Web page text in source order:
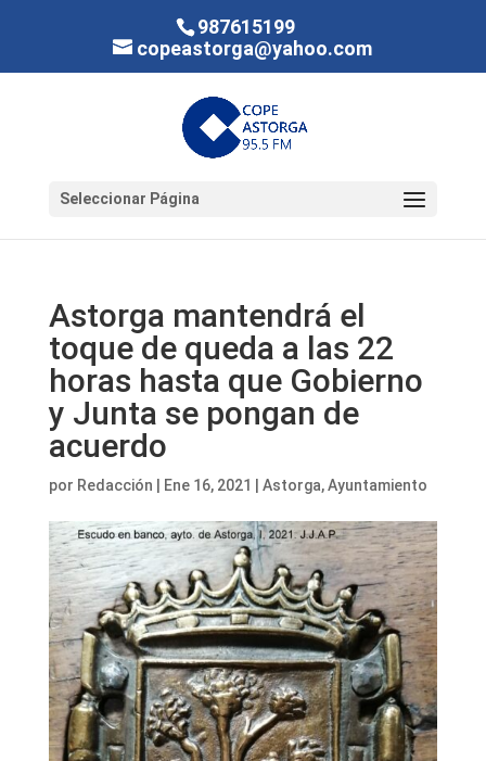
987615199
copeastorga@yahoo.com
Seleccionar Página
Astorga mantendrá el
toque de queda a las 22
horas hasta que Gobierno
y Junta se pongan de
acuerdo
por Redacción Ene 16, 2021 Astorga,Ayuntamiento